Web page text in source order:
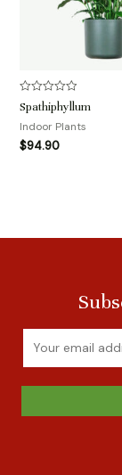
评
分
0
&sol;
5
Spathiphyllum
Indoor Plants
$94.90